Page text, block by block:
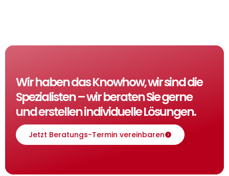
Wir haben das Knowhow, wir sind die
Spezialisten – wir beraten Sie gerne
und erstellen individuelle Lösungen.
Jetzt Beratungs-Termin vereinbaren